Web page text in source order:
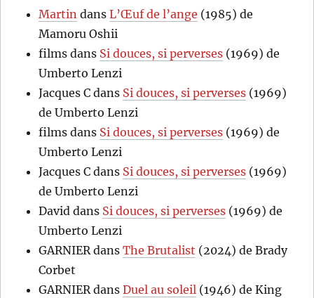
Martin dansL’Œuf de l’ange (1985) de
Mamoru Oshii
films dans Si douces, si perverses (1969) de
Umberto Lenzi
Jacques C dans Si douces, si perverses (1969)
de Umberto Lenzi
films dans Si douces, si perverses (1969) de
Umberto Lenzi
Jacques C dans Si douces, si perverses (1969)
de Umberto Lenzi
David dans Si douces, si perverses (1969) de
Umberto Lenzi
GARNIERdansThe Brutalist (2024) de Brady
Corbet
GARNIERdansDuel au soleil (1946) de King